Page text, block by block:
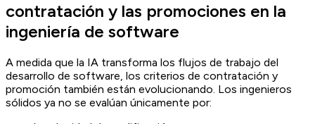
contratación y las promociones en la
ingeniería de software
A medida que la IA transforma los flujos de trabajo del
desarrollo de software, los criterios de contratación y
promoción también están evolucionando. Los ingenieros
sólidos ya no se evalúan únicamente por: